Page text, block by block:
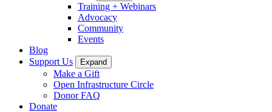
Training + Webinars
Advocacy
Community
Events
Blog
Support Us
Expand
Make a Gift
Open Infrastructure Circle
Donor FAQ
Donate